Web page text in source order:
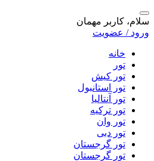
سلام، کاربر مهمان
ورود / عضویت
خانه
تور
تور کیش
تور استانبول
تور آنتالیا
تور ترکیه
تور وان
تور دبی
تور گرجستان
تور گرجستان